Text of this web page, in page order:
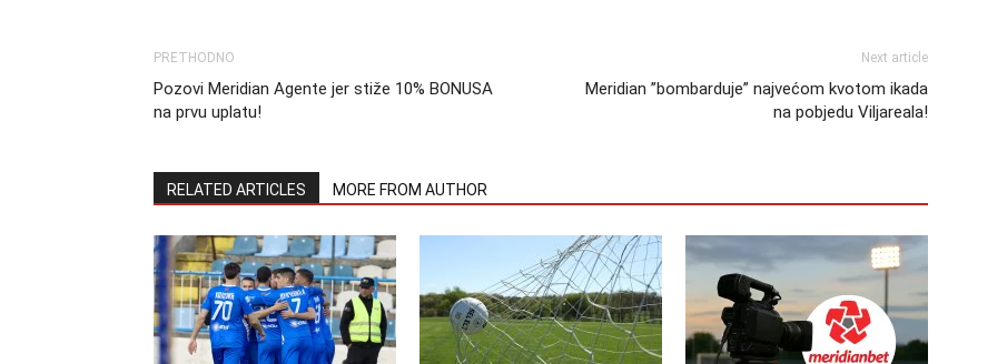
PRETHODNO
Pozovi Meridian Agente jer stiže 10% BONUSA
na prvu uplatu!
Next article
Meridian ”bombarduje” najvećom kvotom ikada
na pobjedu Viljareala!
RELATED ARTICLES MORE FROM AUTHOR